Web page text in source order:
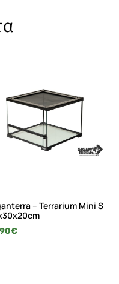
– Terrarium Mini S
€